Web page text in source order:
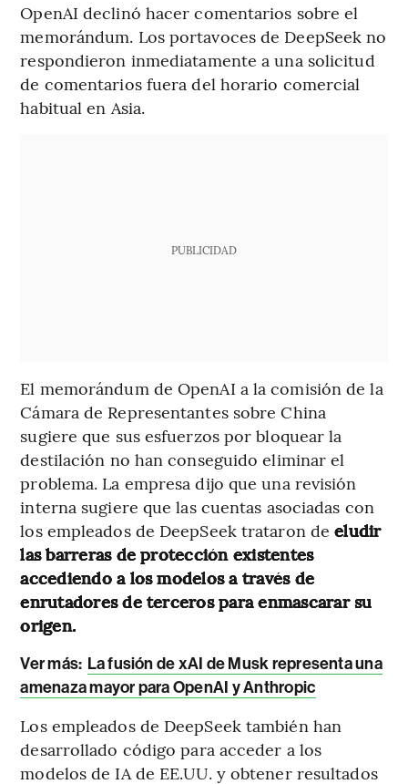
OpenAI declinó hacer comentarios sobre el
memorándum. Los portavoces de DeepSeek no
respondieron inmediatamente a una solicitud
de comentarios fuera del horario comercial
habitual en Asia.
PUBLICIDAD
El memorándum de OpenAI a la comisión de la
Cámara de Representantes sobre China
sugiere que sus esfuerzos por bloquear la
destilación no han conseguido eliminar el
problema. La empresa dijo que una revisión
interna sugiere que las cuentas asociadas con
los empleados de DeepSeek trataron deeludir
las barreras de protección existentes
accediendo a los modelos a través de
enrutadores de terceros para enmascarar su
origen.
Ver más: La fusión de xAI de Musk representa una
amenaza mayor para OpenAI y Anthropic
Los empleados de DeepSeek también han
desarrollado código para acceder a los
modelos de IA de EE.UU. y obtener resultados